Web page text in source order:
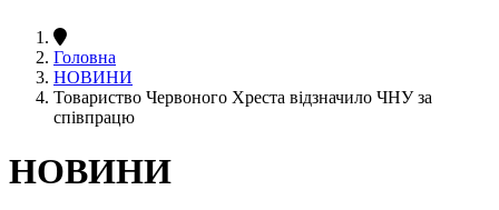
Головна
НОВИНИ
Товариство Червоного Хреста відзначило ЧНУ за
співпрацю
НОВИНИ